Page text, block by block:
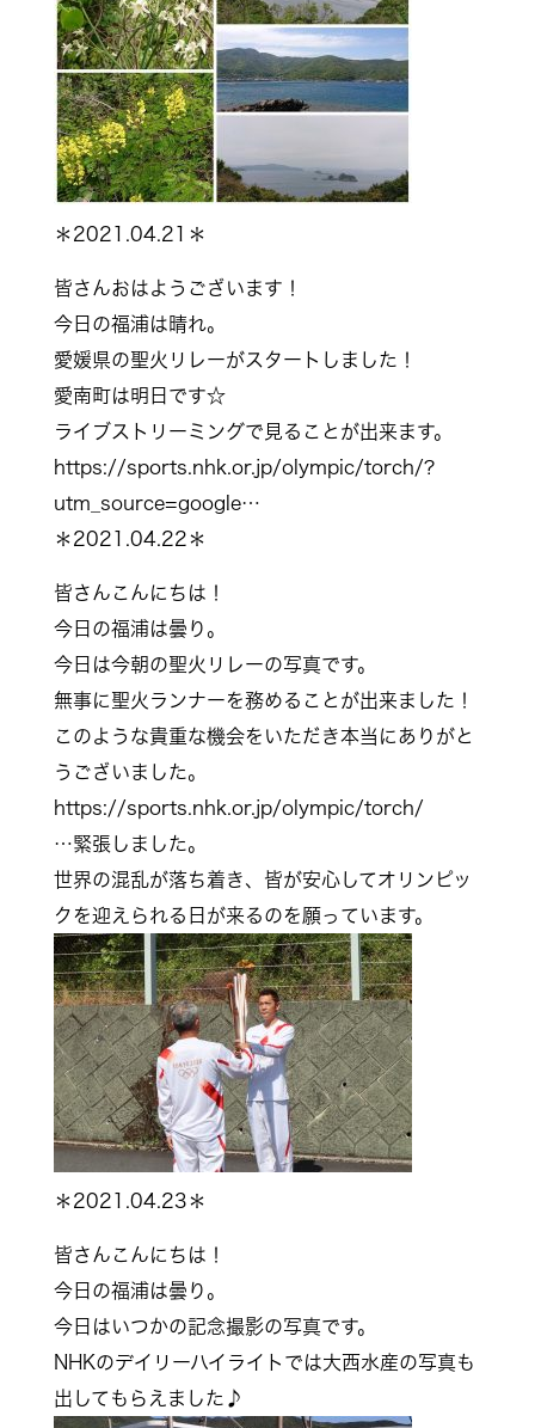
＊2021.04.21＊
皆さんおはようございます！
今日の福浦は晴れ。
愛媛県の聖火リレーがスタートしました！
愛南町は明日です☆
ライブストリーミングで見ることが出来ます。
https://sports.nhk.or.jp/olympic/torch/?
utm_source=google…
＊2021.04.22＊
皆さんこんにちは！
今日の福浦は曇り。
今日は今朝の聖火リレーの写真です。
無事に聖火ランナーを務めることが出来ました！
このような貴重な機会をいただき本当にありがと
うございました。
https://sports.nhk.or.jp/olympic/torch/
…緊張しました。
世界の混乱が落ち着き、皆が安心してオリンピッ
クを迎えられる日が来るのを願っています。
＊2021.04.23＊
皆さんこんにちは！
今日の福浦は曇り。
今日はいつかの記念撮影の写真です。
NHKのデイリーハイライトでは大西水産の写真も
出してもらえました♪